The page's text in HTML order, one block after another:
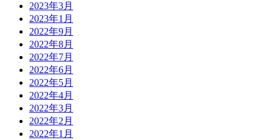
2023年3月
2023年1月
2022年9月
2022年8月
2022年7月
2022年6月
2022年5月
2022年4月
2022年3月
2022年2月
2022年1月